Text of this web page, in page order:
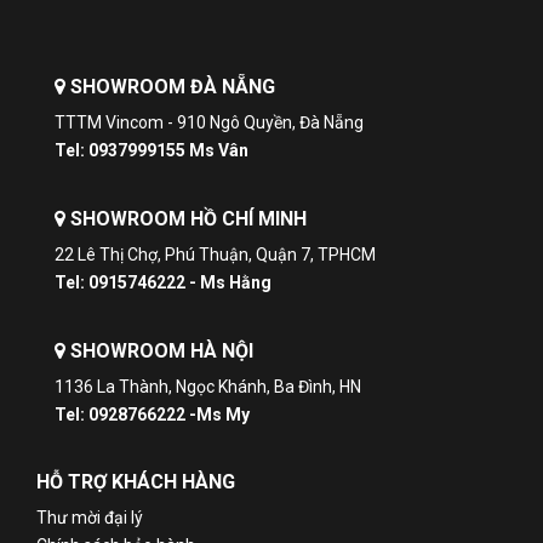
SHOWROOM ĐÀ NẴNG
TTTM Vincom - 910 Ngô Quyền, Đà Nẵng
Tel: 0937999155 Ms Vân
SHOWROOM HỒ CHÍ MINH
22 Lê Thị Chợ, Phú Thuận, Quận 7, TPHCM
Tel: 0915746222 - Ms Hằng
SHOWROOM HÀ NỘI
1136 La Thành, Ngọc Khánh, Ba Đình, HN
Tel: 0928766222 -Ms My
HỖ TRỢ KHÁCH HÀNG
Thư mời đại lý